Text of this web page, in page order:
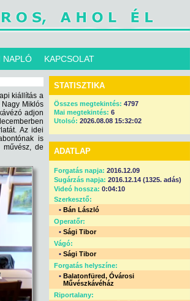
NAPLÓ KAPCSOLAT
kiállítás a
Nagy Miklós
adjon
Az idei
is
de
STATISZTIKA
Összes megtekintés: 4797
Mai megtekintés: 6
Utolsó: 2026.08.08 15:32:02
ADATLAP
Forgatás napja: 2016.12.09
Sugárzás napja: 2016.12.14 (1325. adás)
Videó hossza: 0:04:10
Szerkesztő:
• Bán László
Operatőr:
• Sági Tibor
Vágó:
• Sági Tibor
Forgatás helyszíne:
• Balatonfüred, Óvárosi
Művészkávéház
Riportalany: